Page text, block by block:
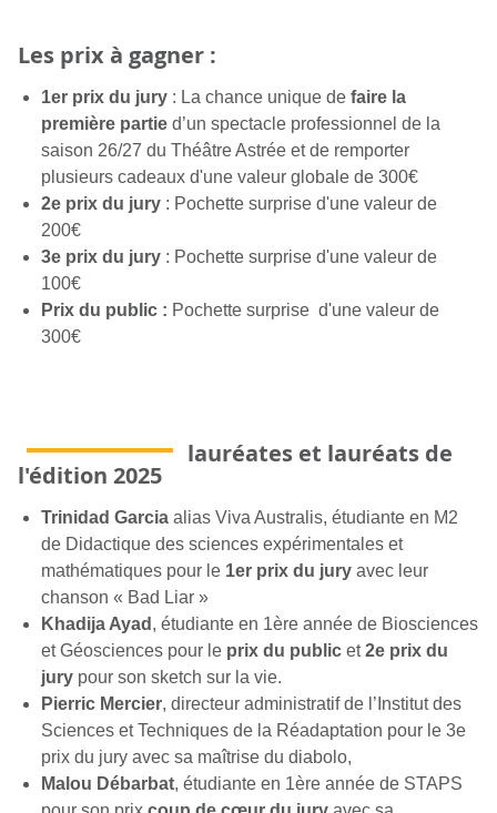
Les prix à gagner :
1er prix du jury: La chance unique de faire la
première partied’un spectacle professionnel de la
saison 26/27 du Théâtre Astrée et de remporter
plusieurs cadeaux d'une valeur globale de 300€
2e prix du jury : Pochette surprised'une valeur de
200€
3e prix du jury : Pochette surprised'une valeur de
100€
Prix du public : Pochette surprised'une valeur de
300€
lauréates et lauréats de
l'édition 2025
Trinidad Garciaalias Viva Australis, étudiante en M2
de Didactique des sciences expérimentales et
mathématiques pour le 1er prix du juryavec leur
chanson « Bad Liar »
Khadija Ayad , étudiante en 1ère année de Biosciences
et Géosciences pour le prix du publicet2e prix du
jury pour son sketch sur la vie.
Pierric Mercier, directeur administratif de l’Institut des
Sciences et Techniques de la Réadaptation pour le 3e
prix du jury avec sa maîtrise du diabolo,
Malou Débarbat, étudiante en 1ère année de STAPS